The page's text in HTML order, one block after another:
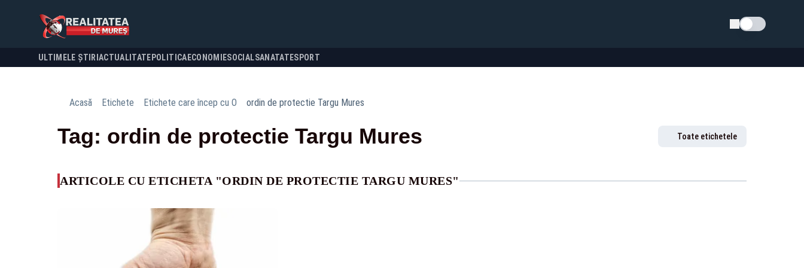
Schimba tema
ULTIMELE ȘTIRI ACTUALITATE POLITICA ECONOMIESOCIALSANATATESPORT
Acasă Etichete Etichete care încep cu O ordin de protectie Targu Mures
Tag: ordin de protectie Targu Mures Toate etichetele
ARTICOLE CU ETICHETA "ORDIN DE PROTECTIE TARGU MURES"